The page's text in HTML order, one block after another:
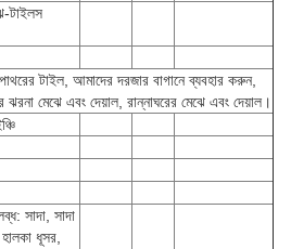
টাইলস
টাইল, আমাদের দরজার বাগানে ব্যবহার করুন,
ঝরনা মেঝে এবং দেয়াল, রান্নাঘরের মেঝে এবং দেয়াল।
সাদা, সাদা
ধূসর,